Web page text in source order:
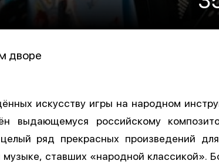
дворе
искусству игры на народном
выдающемуся российскому
ряд прекрасных произведений
ставших «народной классикой».